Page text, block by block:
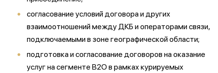
согласование условий договора и других
взаимоотношений между ДКБ и операторами связи,
подключаемыми в зоне географической области;
подготовка и согласование договоров на оказание
услуг на сегменте В2О в рамках курируемых